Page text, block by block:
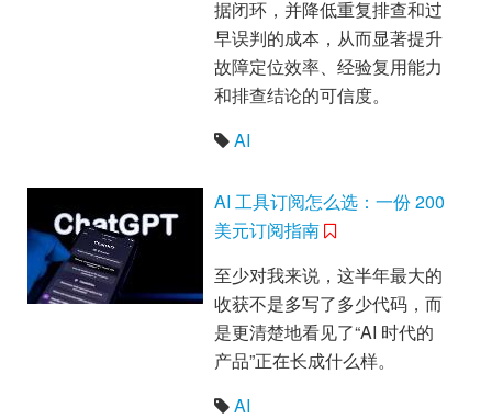
据闭环，并降低重复排查和过
早误判的成本，从而显著提升
故障定位效率、经验复用能力
和排查结论的可信度。
AI
AI 工具订阅怎么选：一份 200
美元订阅指南
至少对我来说，这半年最大的
收获不是多写了多少代码，而
是更清楚地看见了“AI 时代的
产品”正在长成什么样。
AI